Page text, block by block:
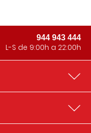
944 943 444
L-S de 9:00h a 22:00h